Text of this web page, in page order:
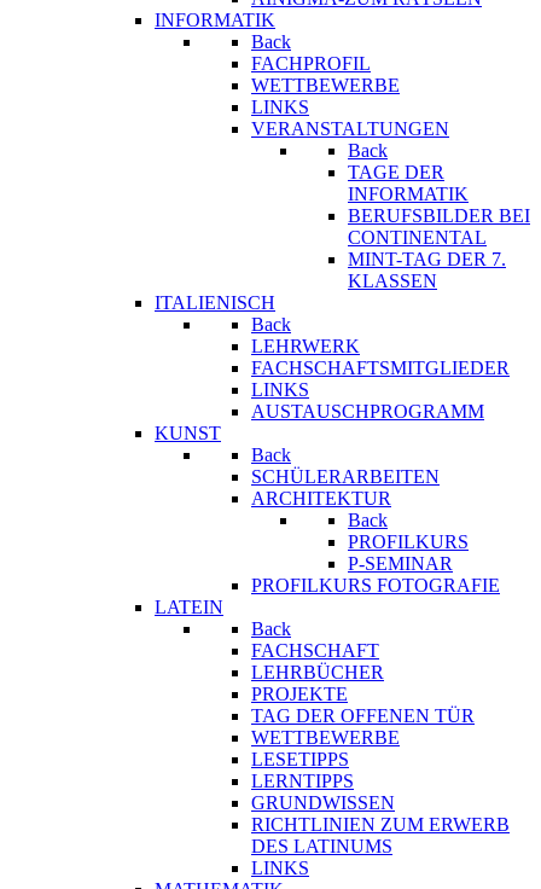
INFORMATIK
Back
FACHPROFIL
WETTBEWERBE
LINKS
VERANSTALTUNGEN
Back
TAGE DER
INFORMATIK
BERUFSBILDER BEI
CONTINENTAL
MINT-TAG DER 7.
KLASSEN
ITALIENISCH
Back
LEHRWERK
FACHSCHAFTSMITGLIEDER
LINKS
AUSTAUSCHPROGRAMM
KUNST
Back
SCHÜLERARBEITEN
ARCHITEKTUR
Back
PROFILKURS
P-SEMINAR
PROFILKURS FOTOGRAFIE
LATEIN
Back
FACHSCHAFT
LEHRBÜCHER
PROJEKTE
TAG DER OFFENEN TÜR
WETTBEWERBE
LESETIPPS
LERNTIPPS
GRUNDWISSEN
RICHTLINIEN ZUM ERWERB
DES LATINUMS
LINKS